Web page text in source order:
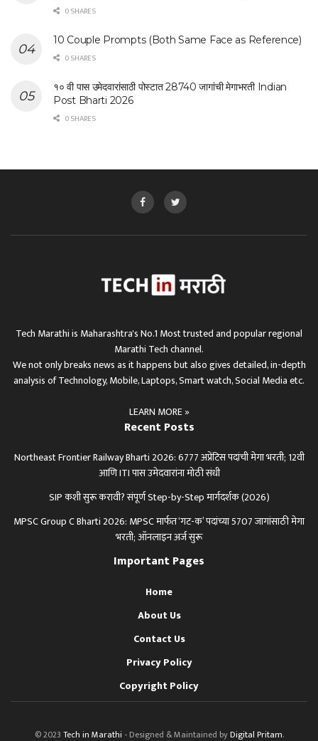
0 SHARES
10 Couple Prompts (Both Same Face as Reference)
0 SHARES
१० वी पास उमेदवारांसाठी पोस्टात 28740 जागांची मेगाभरती Indian
Post Bharti 2026
0 SHARES
Tech Marathi is Maharashtra's No.1 Most trusted and popular regional
Marathi Tech channel.
We not only breaks news as it happens but also gives detailed, in-depth
analysis of Technology, Mobile, Laptops, Smart watch, Social Media etc.
LEARN MORE »
Recent Posts
Northeast Frontier Railway Bharti 2026: 6777 अप्रेंटिस पदांची मेगा भरती; 12वी
आणि ITI पास उमेदवारांना मोठी संधी
SIP कशी सुरू करावी? संपूर्ण Step-by-Step मार्गदर्शक (2026)
MPSC Group C Bharti 2026: MPSC मार्फत ‘गट-क’ पदांच्या 5707 जागांसाठी मेगा
भरती; ऑनलाइन अर्ज सुरू
Important Pages
Home
About Us
Contact Us
Privacy Policy
Copyright Policy
© 2023 Tech in Marathi - Designed & Maintained byDigital Pritam.